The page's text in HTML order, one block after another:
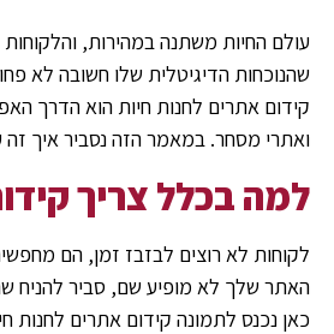
עולם החיות משתנה במהירות,
שהנוכחות הדיגיטלית שלו חשובה לא
קידום אתרים לחנות חיות הוא הדרך
ואתרי מסחר. במאמר הזה נסביר איך זה
למה בכלל צריך
לקוחות לא רוצים לבזבז זמן, הם
האתר שלך לא מופיע שם, סביר להניח
כאן נכנס לתמונה קידום אתרים